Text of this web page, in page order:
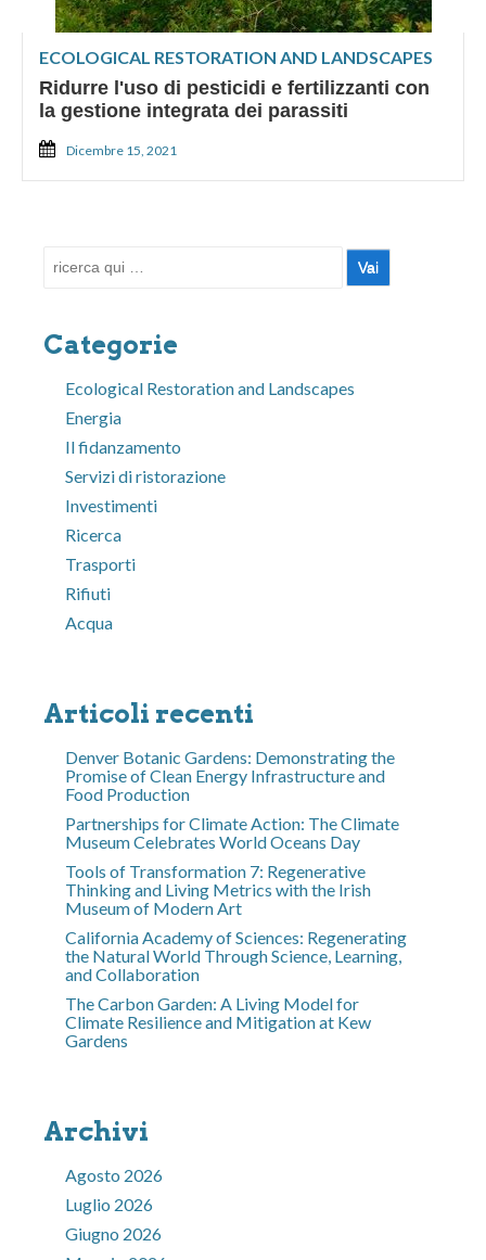
ECOLOGICAL RESTORATION AND LANDSCAPES
Ridurre l'uso di pesticidi e fertilizzanti con
la gestione integrata dei parassiti
Dicembre 15, 2021
Cerca:
Categorie
Ecological Restoration and Landscapes
Energia
Il fidanzamento
Servizi di ristorazione
Investimenti
Ricerca
Trasporti
Rifiuti
Acqua
Articoli recenti
Denver Botanic Gardens: Demonstrating the
Promise of Clean Energy Infrastructure and
Food Production
Partnerships for Climate Action: The Climate
Museum Celebrates World Oceans Day
Tools of Transformation 7: Regenerative
Thinking and Living Metrics with the Irish
Museum of Modern Art
California Academy of Sciences: Regenerating
the Natural World Through Science, Learning,
and Collaboration
The Carbon Garden: A Living Model for
Climate Resilience and Mitigation at Kew
Gardens
Archivi
Agosto 2026
Luglio 2026
Giugno 2026